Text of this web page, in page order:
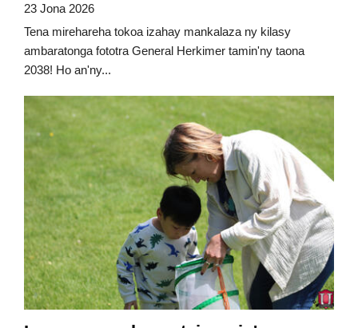
23 Jona 2026
Tena mirehareha tokoa izahay mankalaza ny kilasy
ambaratonga fototra General Herkimer tamin'ny taona
2038! Ho an'ny...